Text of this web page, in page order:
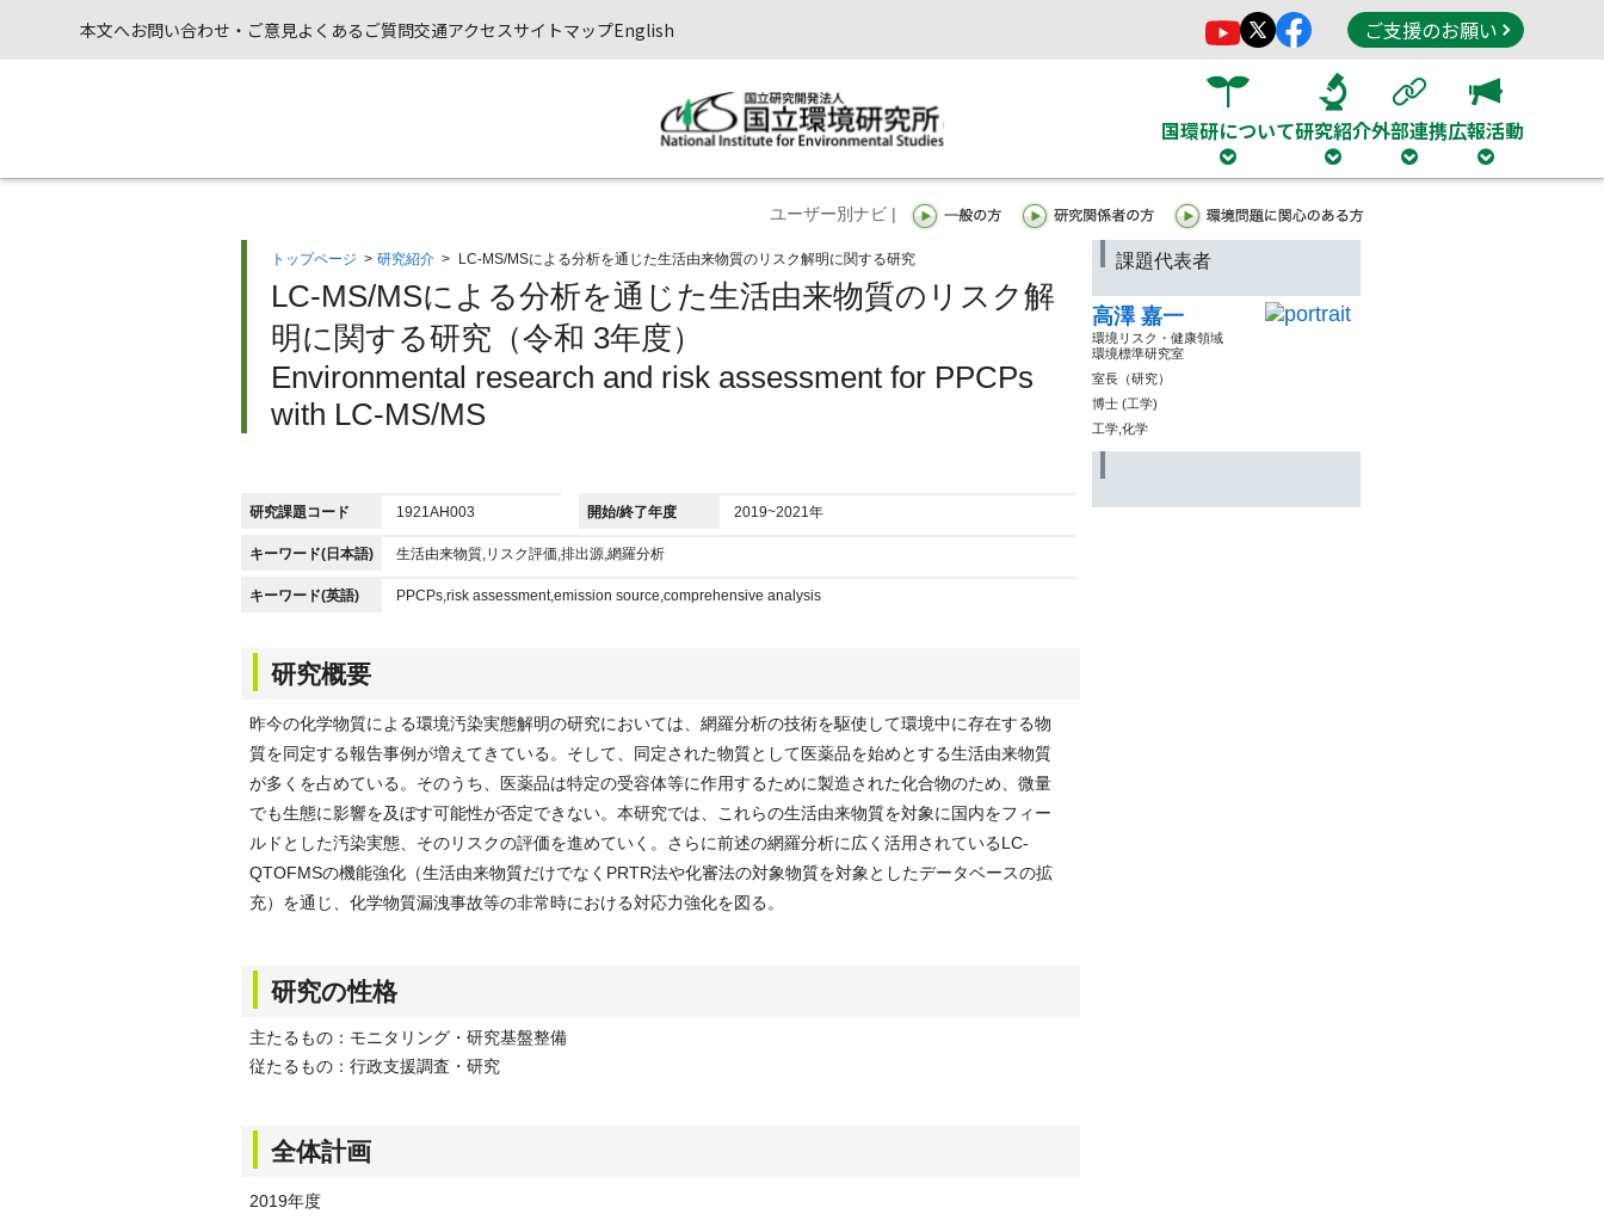
本文へお問い合わせ・ご意見よくあるご質問交通アクセスサイトマップEnglish ご支援のお願い
国環研について研究紹介外部連携広報活動
ユーザー別ナビ |
トップページ > 研究紹介 > LC-MS/MSによる分析を通じた生活由来物質のリスク解明に関する研究
LC-MS/MSによる分析を通じた生活由来物質のリスク解
明に関する研究（令和 3年度）
Environmental research and risk assessment for PPCPs
with LC-MS/MS
研究課題コード 1921AH003 開始/終了年度 2019~2021年
キーワード(日本語) 生活由来物質,リスク評価,排出源,網羅分析
キーワード(英語) PPCPs,risk assessment,emission source,comprehensive analysis
研究概要
昨今の化学物質による環境汚染実態解明の研究においては、網羅分析の技術を駆使して環境中に存在する物
質を同定する報告事例が増えてきている。そして、同定された物質として医薬品を始めとする生活由来物質
が多くを占めている。そのうち、医薬品は特定の受容体等に作用するために製造された化合物のため、微量
でも生態に影響を及ぼす可能性が否定できない。本研究では、これらの生活由来物質を対象に国内をフィー
ルドとした汚染実態、そのリスクの評価を進めていく。さらに前述の網羅分析に広く活用されているLC-
QTOFMSの機能強化（生活由来物質だけでなくPRTR法や化審法の対象物質を対象としたデータベースの拡
充）を通じ、化学物質漏洩事故等の非常時における対応力強化を図る。
研究の性格
主たるもの：モニタリング・研究基盤整備
従たるもの：行政支援調査・研究
全体計画
2019年度
課題代表者
高澤 嘉一
環境リスク・健康領域
環境標準研究室
室長（研究）
博士 (工学)
工学,化学